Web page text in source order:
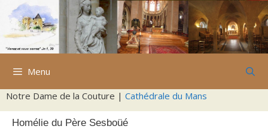
Aller
contenu
Menu
Notre Dame de la Couture | Cathédrale du Mans
Homélie du Père Sesboüé